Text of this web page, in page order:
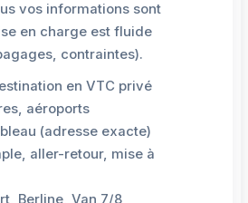
vos informations sont
en charge est fluide
contraintes).
en VTC privé
aéroports
(adresse exacte)
aller-retour, mise à
Berline, Van 7/8